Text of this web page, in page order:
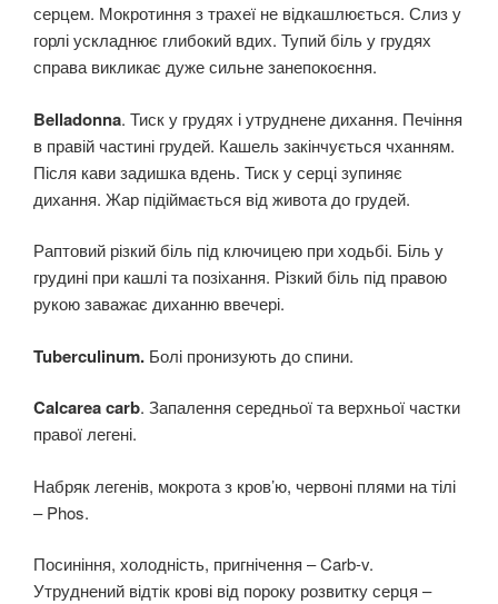
серцем. Мокротиння з трахеї не відкашлюється. Слиз у
горлі ускладнює глибокий вдих. Тупий біль у грудях
справа викликає дуже сильне занепокоєння.
Belladonna. Тиск у грудях і утруднене дихання. Печіння
в правій частині грудей. Кашель закінчується чханням.
Після кави задишка вдень. Тиск у серці зупиняє
дихання. Жар підіймається від живота до грудей.
Раптовий різкий біль під ключицею при ходьбі. Біль у
грудині при кашлі та позіхання. Різкий біль під правою
рукою заважає диханню ввечері.
Tuberculinum. Болі пронизують до спини.
Calcarea carb. Запалення середньої та верхньої частки
правої легені.
Набряк легенів, мокрота з кров’ю, червоні плями на тілі
– Phos.
Посиніння, холодність, пригнічення – Carb-v.
Утруднений відтік крові від пороку розвитку серця –